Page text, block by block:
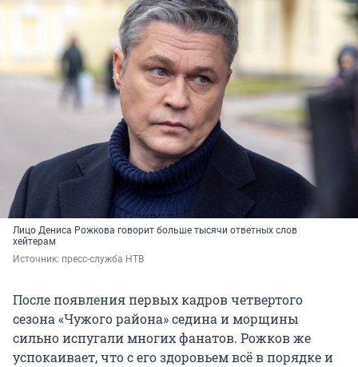
Лицо Дениса Рожкова говорит больше тысячи ответных слов
хейтерам
Источник: пресс-служба НТВ
После появления первых кадров четвертого
сезона «Чужого района» седина и морщины
сильно испугали многих фанатов. Рожков же
успокаивает, что с его здоровьем всё в порядке и